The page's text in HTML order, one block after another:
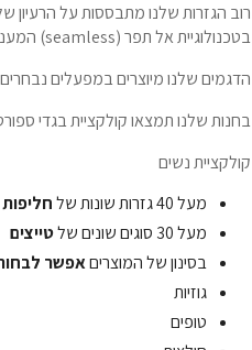
רוב הגזרות שלנו מתבססות על הרעיון
בטכנולוגיית אל תפר (seamless) המעניקה תחושה נינוחה לאורך זמן.
הדגמים שלנו מיוצרים במפעלים
בחנות שלנו תמצאו קולקציית בגדי
קולקציית נשים
מעל 40 גזרות שונות של
חליפות
מעל 30 סוגים שונים של
טייצים
בסינון של המוצריםאפשר לבחור
גוזיות
טופים